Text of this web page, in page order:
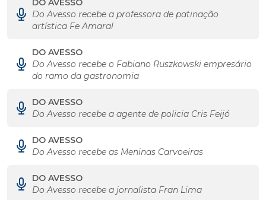
DO AVESSO
Do Avesso recebe a professora de patinação
artística Fe Amaral
DO AVESSO
Do Avesso recebe o Fabiano Ruszkowski empresário
do ramo da gastronomia
DO AVESSO
Do Avesso recebe a agente de policia Cris Feijó
DO AVESSO
Do Avesso recebe as Meninas Carvoeiras
DO AVESSO
Do Avesso recebe a jornalista Fran Lima